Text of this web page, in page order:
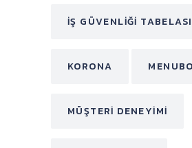
IŞ GÜVENLIĞI TABELASI
KORONA
MÜŞTERI DENEYIMI